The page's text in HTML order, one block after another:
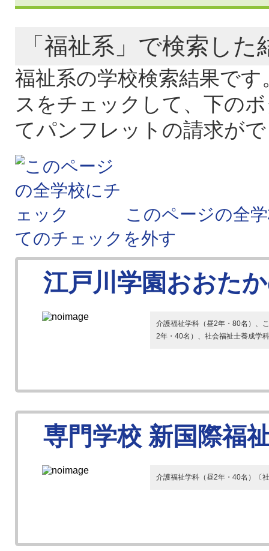
「福祉系」で検索し
福祉系の学校検索結果で
スをチェックして、下の
てパンフレットの請求が
このページの全
てのチェックを外す
江戸川学園おおた
介護福祉学科（昼2年・80名）、
2年・40名）、社会福祉士養成学
専門学校 新国際福
介護福祉学科（昼2年・40名）〔